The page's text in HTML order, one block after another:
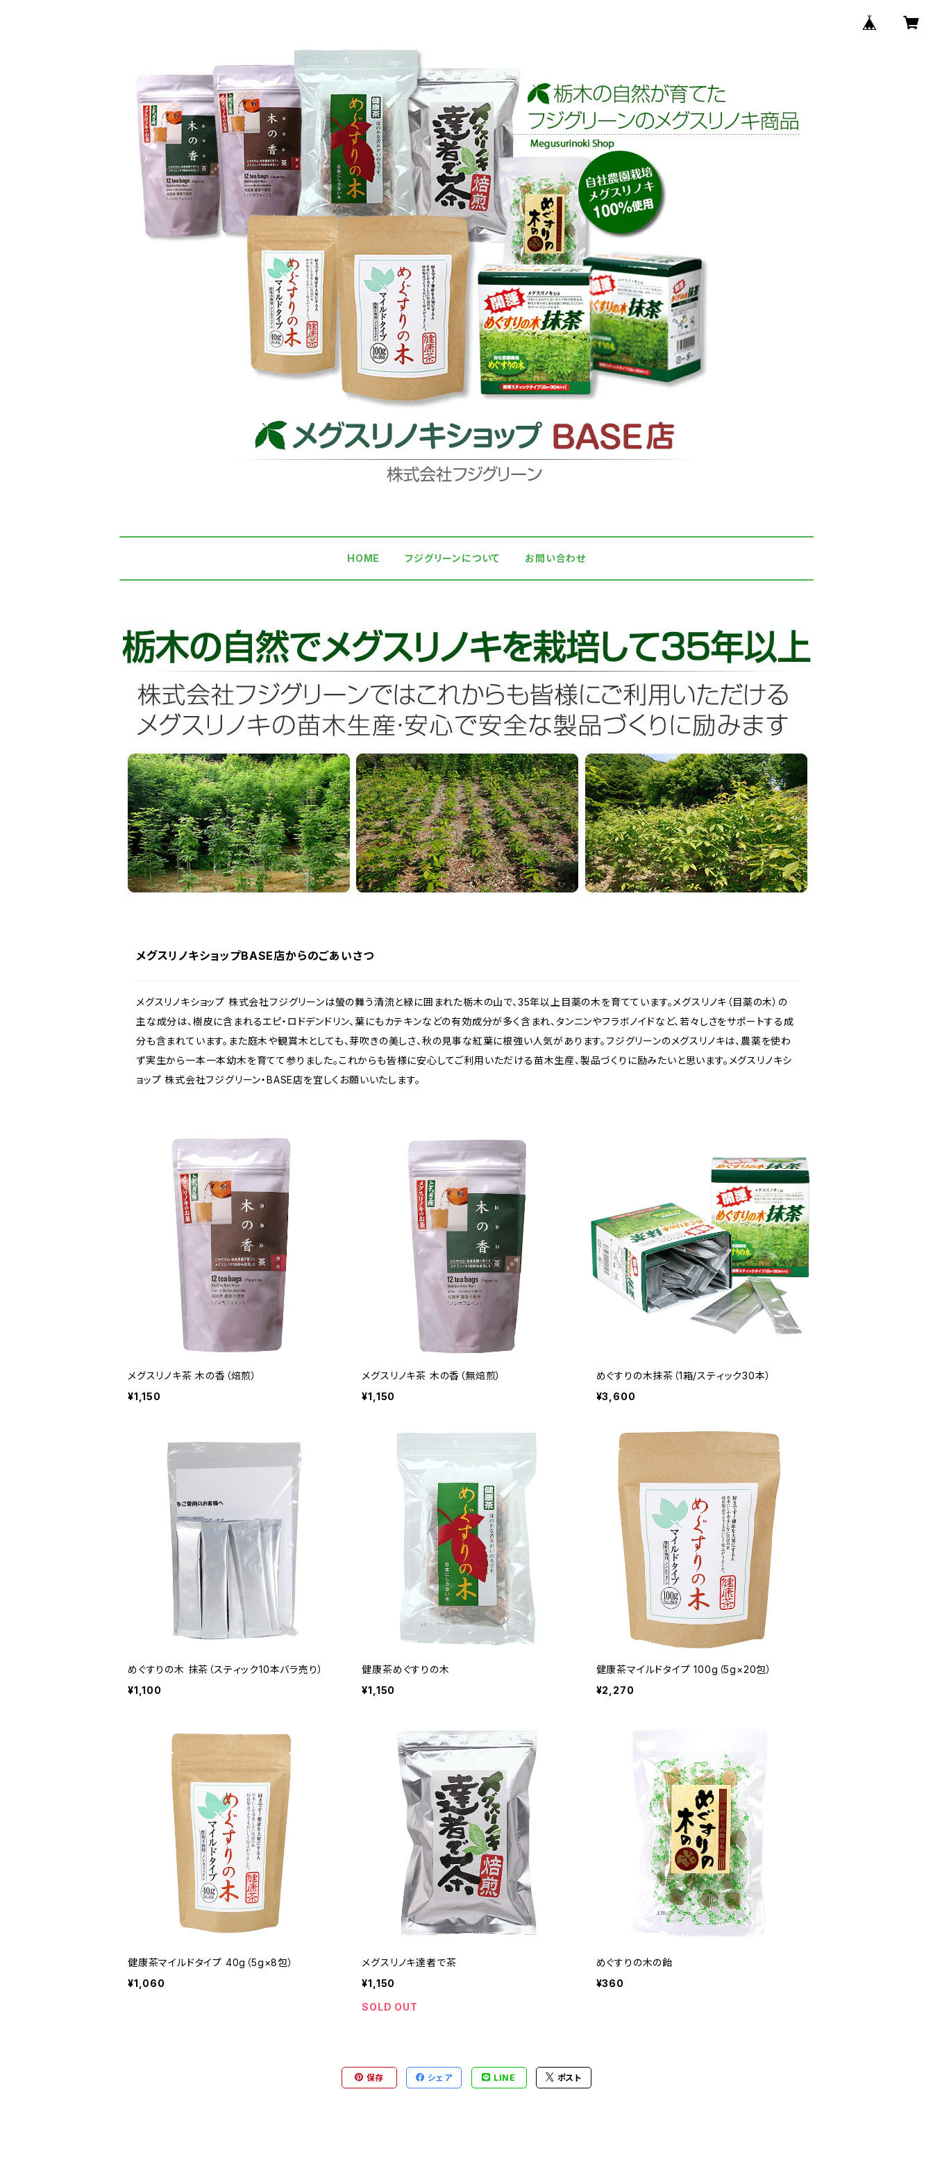
HOME フジグリーンについて お問い合わせ
メグスリノキショップBASE店からのごあいさつ
メグスリノキショップ 株式会社フジグリーンは螢の舞う清流と緑に囲まれた栃木の山で、35年以上目薬の木を育てています。メグスリノキ（目薬の木）の
主な成分は、樹皮に含まれるエピ・ロドデンドリン、葉にもカテキンなどの有効成分が多く含まれ、タンニンやフラボノイドなど、若々しさをサポートする成
分も含まれています。また庭木や観賞木としても、芽吹きの美しさ、秋の見事な紅葉に根強い人気があります。フジグリーンのメグスリノキは、農薬を使わ
ず実生から一本一本幼木を育てて参りました。これからも皆様に安心してご利用いただける苗木生産、製品づくりに励みたいと思います。メグスリノキシ
ョップ 株式会社フジグリーン・BASE店を宜しくお願いいたします。
メグスリノキ茶 木の香（焙煎）
¥1,150
メグスリノキ茶 木の香（無焙煎）
¥1,150
めぐすりの木抹茶（1箱/スティック30本）
¥3,600
めぐすりの木 抹茶（スティック10本バラ売り）
¥1,100
健康茶めぐすりの木
¥1,150
健康茶マイルドタイプ 100g（5g×20包）
¥2,270
健康茶マイルドタイプ 40g（5g×8包）
¥1,060
メグスリノキ達者で茶
¥1,150
SOLD OUT
めぐすりの木の飴
¥360
保存 シェア LINE ポスト